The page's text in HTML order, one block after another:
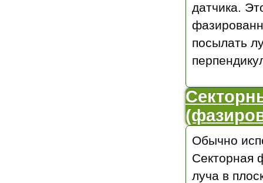
датчика.
посылать
Обычно
Секторная
луча в